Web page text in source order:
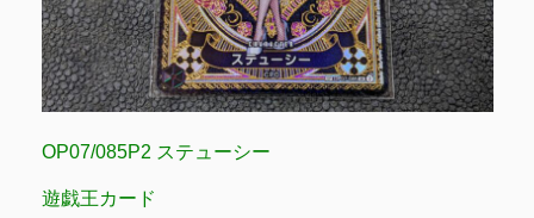
OP07/085P2 ステューシー
遊戯王カード